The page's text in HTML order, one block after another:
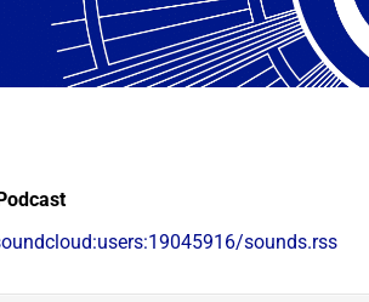
sounds.rss